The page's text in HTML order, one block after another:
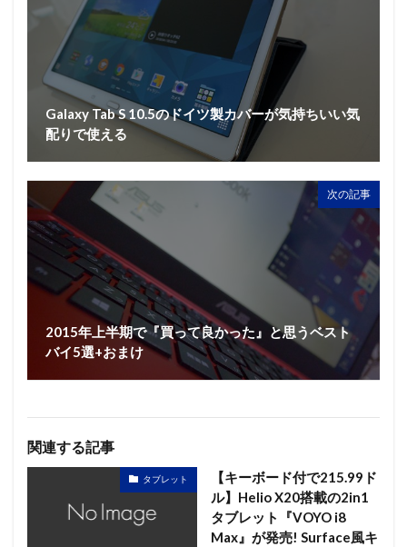
Galaxy Tab S 10.5のドイツ製カバーが気持ちいい気
配りで使える
次の記事
2015年上半期で『買って良かった』と思うベスト
バイ5選+おまけ
関連する記事
タブレット
【キーボード付で215.99ド
ル】Helio X20搭載の2in1
タブレット『VOYO i8
Max』が発売! Surface風キ